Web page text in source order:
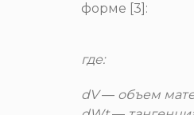
форме [3]:
где:
dV— объем